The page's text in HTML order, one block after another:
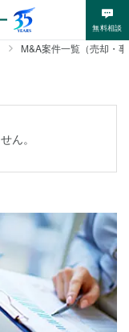
無料相談
M&A案件一覧（売却・
ん。